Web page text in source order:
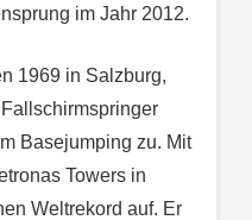
im Jahr 2012.
1969 in Salzburg,
Basejumping zu. Mit
Towers in
Weltrekord auf. Er